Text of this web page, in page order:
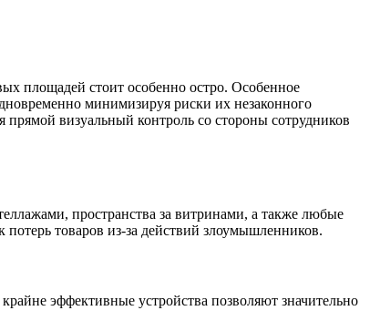
площадей стоит особенно остро. Особенное
минимизируя риски их незаконного
визуальный контроль со стороны сотрудников
пространства за витринами, а также любые
потерь товаров из-за действий злоумышленников.
эффективные устройства позволяют значительно